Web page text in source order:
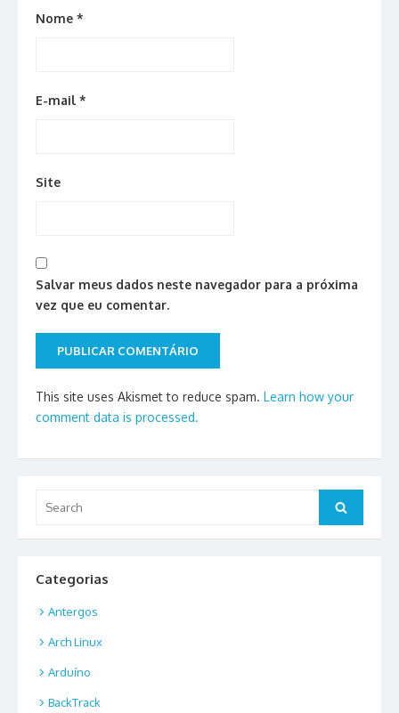
Nome *
E-mail *
Site
Salvar meus dados neste navegador para a próxima
vez que eu comentar.
This site uses Akismet to reduce spam. Learn how your
comment data is processed.
for:
Search
Categorias
Antergos
Arch Linux
Arduíno
BackTrack